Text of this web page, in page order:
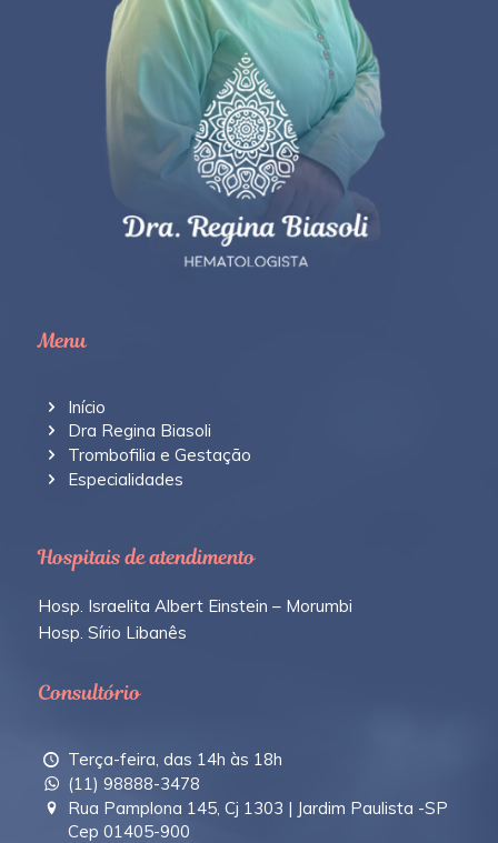
Menu
Início
Dra Regina Biasoli
Trombofilia e Gestação
Especialidades
Hospitais de atendimento
Hosp. Israelita Albert Einstein – Morumbi
Hosp. Sírio Libanês
Consultório
Terça-feira, das 14h às 18h
(11) 98888-3478
Rua Pamplona 145, Cj 1303 | Jardim Paulista -SP
Cep 01405-900